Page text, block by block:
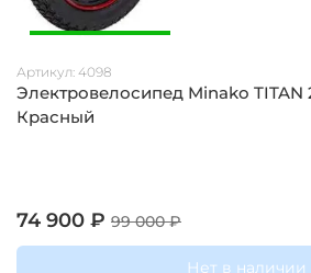
Артикул: 4098
Электровелосипед Minako TITAN
Красный
74 900 ₽ 99 000 ₽
Нет в наличии